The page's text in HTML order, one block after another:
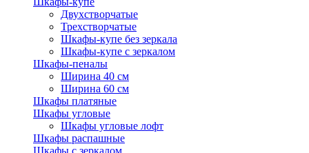
Двухстворчатые
Трехстворчатые
Шкафы-купе без зеркала
Шкафы-купе с зеркалом
Шкафы-пеналы
Ширина 40 см
Ширина 60 см
Шкафы платяные
Шкафы угловые
Шкафы угловые лофт
Шкафы распашные
Шкафы с зеркалом